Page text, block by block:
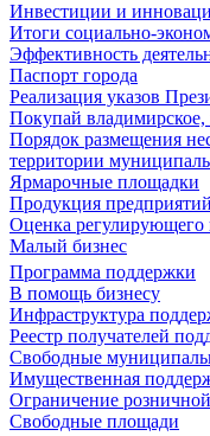
Инвестиции и
Итоги социально-
Эффективность
Паспорт города
Реализация указов
Покупай владимирское,
Порядок размещения
территории
Ярмарочные площадки
Продукция
Оценка регулирующего
Малый бизнес
Программа поддержки
В помощь бизнесу
Инфраструктура
Реестр получателей
Свободные
Имущественная
Ограничение
Свободные площади